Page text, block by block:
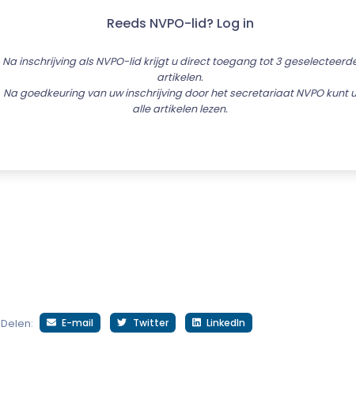
Reeds NVPO-lid? Log in
Na inschrijving als NVPO-lid krijgt u direct toegang tot 3
artikelen.
Na goedkeuring van uw inschrijving door het secretariaat NVPO kunt
alle artikelen lezen.
Delen: E-mail Twitter LinkedIn